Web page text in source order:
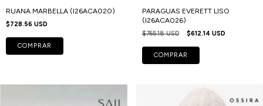
RUANA MARBELLA (I26ACA020)
$728.56 USD
COMPRAR
PARAGUAS EVERETT LISO
(I26ACA026)
$765.18 USD $612.14 USD
COMPRAR